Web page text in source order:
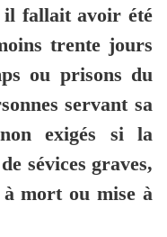
il fallait avoir été
trente jours
ou prisons du
servant sa
exigés si la
sévices graves,
à mort ou mise à